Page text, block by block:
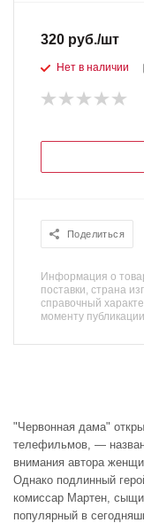
320 руб./шт
Нет в наличии
Поделиться
Информация о
поставки, страна
справочный
моменту
"Червонная дама"
телефильмов, —
внимания автора
Однако подлинный
комиссар Мартен,
популярный в